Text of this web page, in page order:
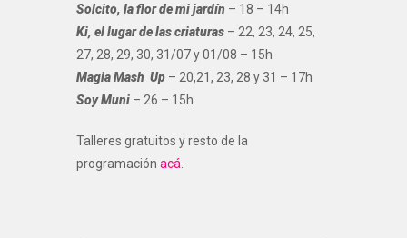
Solcito, la flor de mi jardín – 18 – 14h
Ki, el lugar de las criaturas – 22, 23, 24, 25,
27, 28, 29, 30, 31/07 y 01/08 – 15h
Magia Mash Up – 20,21, 23, 28 y 31 – 17h
Soy Muni – 26 – 15h
Talleres gratuitos y resto de la
programación acá